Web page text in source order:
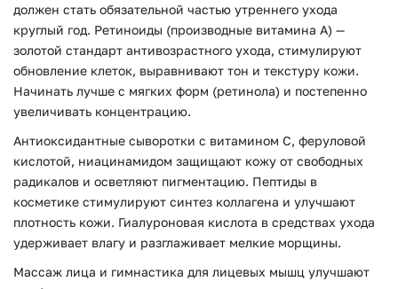
должен стать обязательной частью утреннего ухода
круглый год. Ретиноиды (производные витамина A) —
золотой стандарт антивозрастного ухода, стимулируют
обновление клеток, выравнивают тон и текстуру кожи.
Начинать лучше с мягких форм (ретинола) и постепенно
увеличивать концентрацию.
Антиоксидантные сыворотки с витамином C, феруловой
кислотой, ниацинамидом защищают кожу от свободных
радикалов и осветляют пигментацию. Пептиды в
косметике стимулируют синтез коллагена и улучшают
плотность кожи. Гиалуроновая кислота в средствах ухода
удерживает влагу и разглаживает мелкие морщины.
Массаж лица и гимнастика для лицевых мышц улучшают